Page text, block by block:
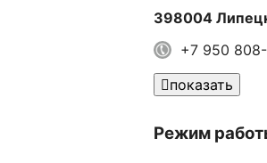
398004
+7 950
показать
Режим